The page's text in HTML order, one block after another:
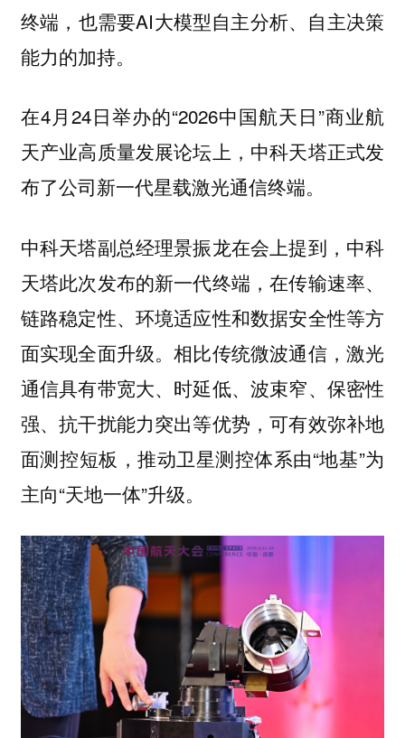
终端，也需要AI大模型自主分析、自主决策
能力的加持。
在4月24日举办的“2026中国航天日”商业航
天产业高质量发展论坛上，中科天塔正式发
布了公司新一代星载激光通信终端。
中科天塔副总经理景振龙在会上提到，中科
天塔此次发布的新一代终端，在传输速率、
链路稳定性、环境适应性和数据安全性等方
面实现全面升级。相比传统微波通信，激光
通信具有带宽大、时延低、波束窄、保密性
强、抗干扰能力突出等优势，可有效弥补地
面测控短板，推动卫星测控体系由“地基”为
主向“天地一体”升级。